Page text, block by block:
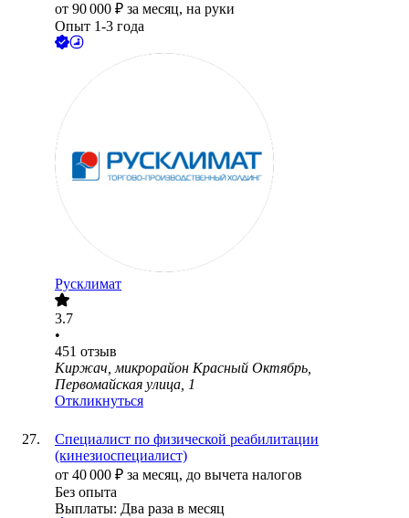
от 90 000 ₽ за месяц, на руки
Опыт 1-3 года
Русклимат
3.7
•
451 отзыв
Киржач, микрорайон Красный Октябрь,
Первомайская улица, 1
Откликнуться
Специалист по физической реабилитации
(кинезиоспециалист)
от 40 000 ₽ за месяц, до вычета налогов
Без опыта
Выплаты: Два раза в месяц